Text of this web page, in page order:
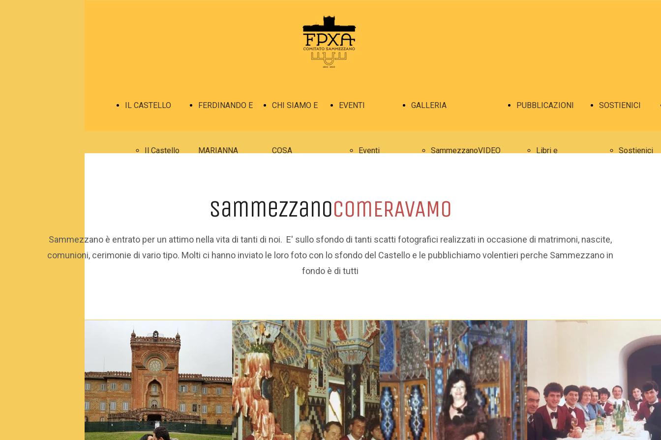
IL CASTELLO
Il Castello
trova
Gli interni
Gli esterni
Il parco
FERDINANDO E
MARIANNA
Marianna
carteggi di
Ferdinando
Ferdinando
CHI SIAMO E
COSA
Chi
Statuto
Dicono
di noi
EVENTI
Eventi
recenti
2012-
2018
Centenario
GALLERIA
SammezzanoVIDEO
Sammezzano
Sammezzano
comERAVAMO
PUBBLICAZIONI
Libri e
Tesi di laurea
web
SOSTIENICI
Sostienici
SammezzanocomERAVAMO
Sammezzano è entrato per un attimo nella vita di tanti di noi. E' sullo sfondo di tanti scatti fotografici realizzati in occasione di matrimoni, nascite,
comunioni, cerimonie di vario tipo. Molti ci hanno inviato le loro foto con lo sfondo del Castello e le pubblichiamo volentieri perche Sammezzano in
fondo è di tutti